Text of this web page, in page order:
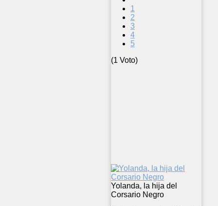
1
2
3
4
5
(1 Voto)
Yolanda, la hija del
Corsario Negro